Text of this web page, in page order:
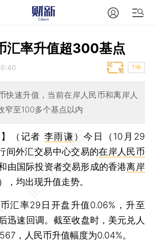
汇率升值超300基点
T中
快速升值，当前在岸人民币和离岸人
窄至100多个基点以内
】（记者 李雨谦 ）今日（10月29
间外汇交易中心交易的在岸人民币
由国际投资者交易形成的香港离岸
，均出现升值走势。
率29日开盘升值0.06%，升至
迅速回调。截至收盘时，美元兑人
，人民币升值幅度为0.04%。